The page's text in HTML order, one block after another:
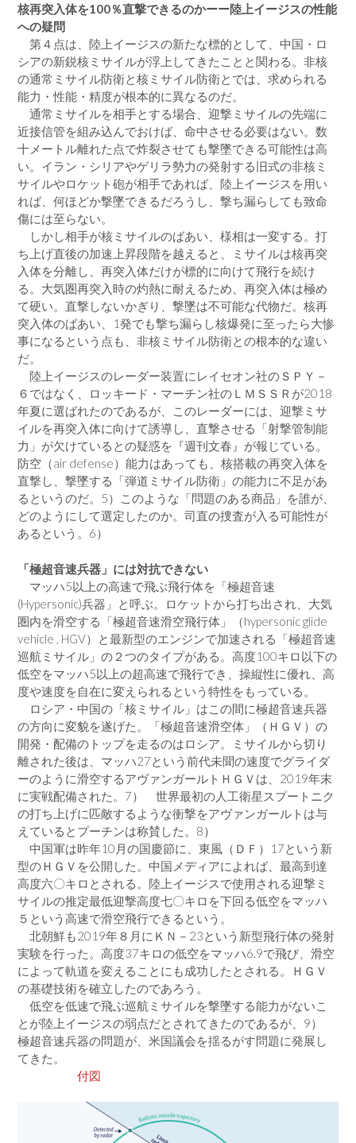
核再突入体を100％直撃できるのかーー陸上イージスの性能
への疑問
第４点は、陸上イージスの新たな標的として、中国・ロ
シアの新鋭核ミサイルが浮上してきたことと関わる。非核
の通常ミサイル防衛と核ミサイル防衛とでは、求められる
能力・性能・精度が根本的に異なるのだ。
通常ミサイルを相手とする場合、迎撃ミサイルの先端に
近接信管を組み込んでおけば、命中させる必要はない。数
十メートル離れた点で炸裂させても撃墜できる可能性は高
い。イラン・シリアやゲリラ勢力の発射する旧式の非核ミ
サイルやロケット砲が相手であれば、陸上イージスを用い
れば、何ほどか撃墜できるだろうし、撃ち漏らしても致命
傷には至らない。
しかし相手が核ミサイルのばあい、様相は一変する。打
ち上げ直後の加速上昇段階を越えると、ミサイルは核再突
入体を分離し、再突入体だけが標的に向けて飛行を続け
る。大気圏再突入時の灼熱に耐えるため、再突入体は極め
て硬い。直撃しないかぎり、撃墜は不可能な代物だ。核再
突入体のばあい、1発でも撃ち漏らし核爆発に至ったら大惨
事になるという点も、非核ミサイル防衛との根本的な違い
だ。
陸上イージスのレーダー装置にレイセオン社のＳＰＹ－
６ではなく、ロッキード・マーチン社のＬＭＳＳＲが2018
年夏に選ばれたのであるが、このレーダーには、迎撃ミサ
イルを再突入体に向けて誘導し、直撃させる「射撃管制能
力」が欠けているとの疑惑を『週刊文春』が報じている。
防空（air defense）能力はあっても、核搭載の再突入体を
直撃し、撃墜する「弾道ミサイル防衛」の能力に不足があ
るというのだ。5）このような「問題のある商品」を誰が、
どのようにして選定したのか。司直の捜査が入る可能性が
あるという。6）
「極超音速兵器」には対抗できない
マッハ5以上の高速で飛ぶ飛行体を「極超音速
(Hypersonic)兵器」と呼ぶ。ロケットから打ち出され、大気
圏内を滑空する「極超音速滑空飛行体」（hypersonic glide
vehicle , HGV）と最新型のエンジンで加速される「極超音速
巡航ミサイル」の２つのタイプがある。高度100キロ以下の
低空をマッハ5以上の超高速で飛行でき、操縦性に優れ、高
度や速度を自在に変えられるという特性をもっている。
ロシア・中国の「核ミサイル」はこの間に極超音速兵器
の方向に変貌を遂げた。「極超音速滑空体」（ＨＧＶ）の
開発・配備のトップを走るのはロシア。ミサイルから切り
離された後は、マッハ27という前代未聞の速度でグライダ
ーのように滑空するアヴァンガールトＨＧＶは、2019年末
に実戦配備された。7） 世界最初の人工衛星スプートニク
の打ち上げに匹敵するような衝撃をアヴァンガールトは与
えているとプーチンは称賛した。8）
中国軍は昨年10月の国慶節に、東風（ＤＦ）17という新
型のＨＧＶを公開した。中国メディアによれば、最高到達
高度六〇キロとされる。陸上イージスで使用される迎撃ミ
サイルの推定最低迎撃高度七〇キロを下回る低空をマッハ
５という高速で滑空飛行できるという。
北朝鮮も2019年８月にＫＮ－23という新型飛行体の発射
実験を行った。高度37キロの低空をマッハ6.9で飛び、滑空
によって軌道を変えることにも成功したとされる。ＨＧＶ
の基礎技術を確立したのであろう。
低空を低速で飛ぶ巡航ミサイルを撃墜する能力がないこ
とが陸上イージスの弱点だとされてきたのであるが、9）
極超音速兵器の問題が、米国議会を揺るがす問題に発展し
てきた。
付図